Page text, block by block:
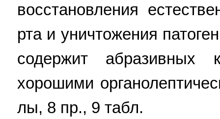
восстановления
рта и уничтожения
содержит абразивных
хорошими
лы, 8 пр., 9 табл.